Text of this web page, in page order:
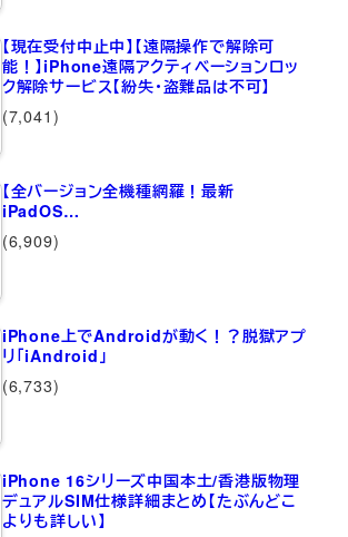
【現在受付中止中】【遠隔操作で解除可
能！】iPhone遠隔アクティベーションロッ
ク解除サービス【紛失・盗難品は不可】
(7,041)
【全バージョン全機種網羅！最新
iPadOS…
(6,909)
iPhone上でAndroidが動く！？脱獄アプ
リ「iAndroid」
(6,733)
iPhone 16シリーズ中国本土/香港版物理
デュアルSIM仕様詳細まとめ【たぶんどこ
よりも詳しい】